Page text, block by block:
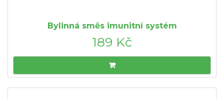
Bylinná směs imunitní systém
189 Kč